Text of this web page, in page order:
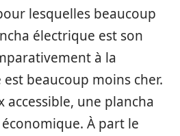
lesquelles beaucoup
électrique est son
à la
beaucoup moins cher.
accessible, une plancha
À part le